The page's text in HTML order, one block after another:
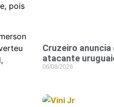
pois
Cruzeiro
atacante
06/08/2026